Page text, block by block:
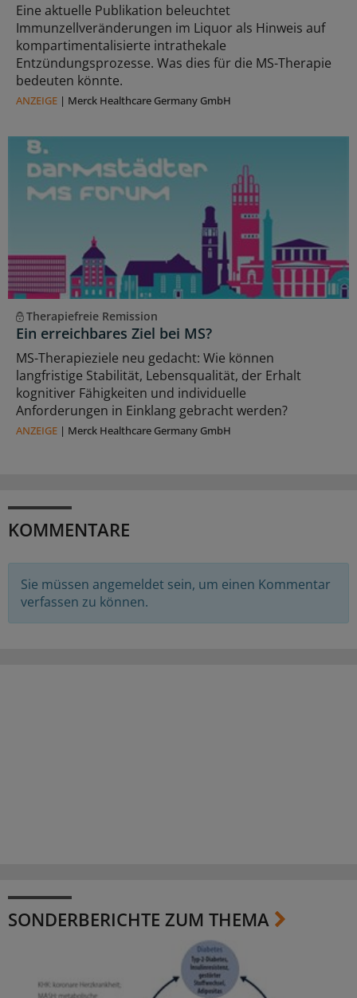
Eine aktuelle Publikation beleuchtet
Immunzellveränderungen im Liquor als Hinweis auf
kompartimentalisierte intrathekale
Entzündungsprozesse. Was dies für die MS-Therapie
bedeuten könnte.
ANZEIGE | Merck Healthcare Germany GmbH
Therapiefreie Remission
Ein erreichbares Ziel bei MS?
MS-Therapieziele neu gedacht: Wie können
langfristige Stabilität, Lebensqualität, der Erhalt
kognitiver Fähigkeiten und individuelle
Anforderungen in Einklang gebracht werden?
ANZEIGE | Merck Healthcare Germany GmbH
KOMMENTARE
Sie müssen angemeldet sein, um einen Kommentar
verfassen zu können.
SONDERBERICHTE ZUM THEMA